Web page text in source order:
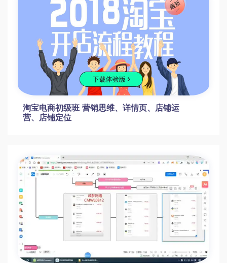
淘宝电商初级班 营销思维、详情页、店铺运
营、店铺定位